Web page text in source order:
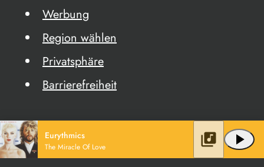
Werbung
Region wählen
Privatsphäre
Barrierefreiheit
Eurythmics
The Miracle Of Love play_arrow
library_music